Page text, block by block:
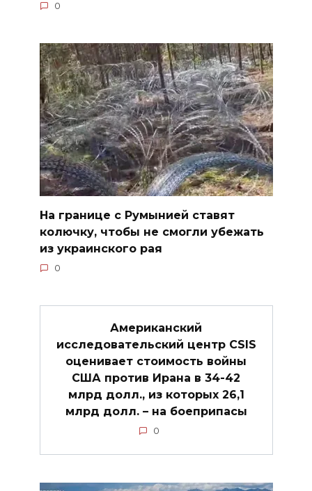
0
На границе с Румынией ставят
колючку, чтобы не смогли убежать
из украинского рая
0
Американский
исследовательский центр CSIS
оценивает стоимость войны
США против Ирана в 34-42
млрд долл., из которых 26,1
млрд долл. – на боеприпасы
0